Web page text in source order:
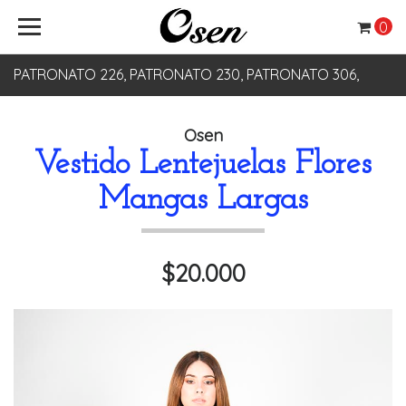
PATRONATO 226, PATRONATO 230, PATRONATO 306,
0
Osen
Vestido Lentejuelas Flores
Mangas Largas
$20.000